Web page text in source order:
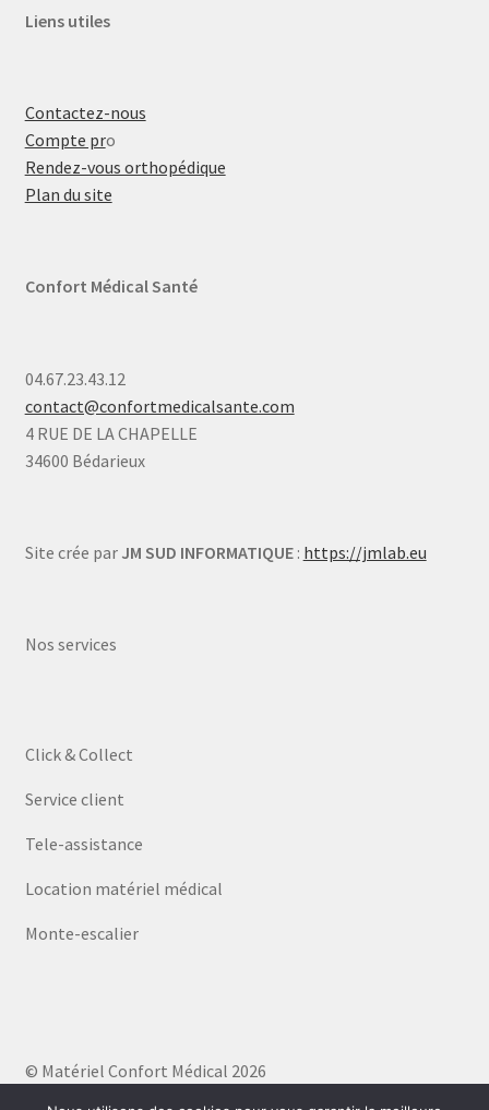
Liens utiles
Contactez-nous
Compte pro
Rendez-vous orthopédique
Plan du site
Confort Médical Santé
04.67.23.43.12
contact@confortmedicalsante.com
4 RUE DE LA CHAPELLE
34600 Bédarieux
Site crée par JM SUD INFORMATIQUE: https://jmlab.eu
Nos services
Click & Collect
Service client
Tele-assistance
Location matériel médical
Monte-escalier
© Matériel Confort Médical 2026